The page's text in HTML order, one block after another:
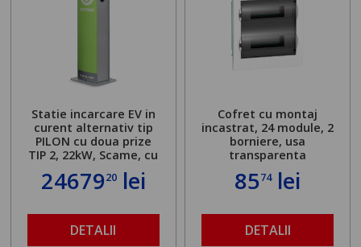
Statie incarcare EV in
curent alternativ tip
PILON cu doua prize
TIP 2, 22kW, Scame, cu
server local
2467920lei
DETALII
Cofret cu montaj
incastrat, 24 module, 2
borniere, usa
transparenta
8574lei
DETALII